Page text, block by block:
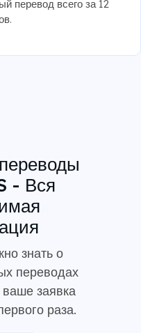
перевод всего за 12
- Вся
знать о
переводах
заявка
раза.